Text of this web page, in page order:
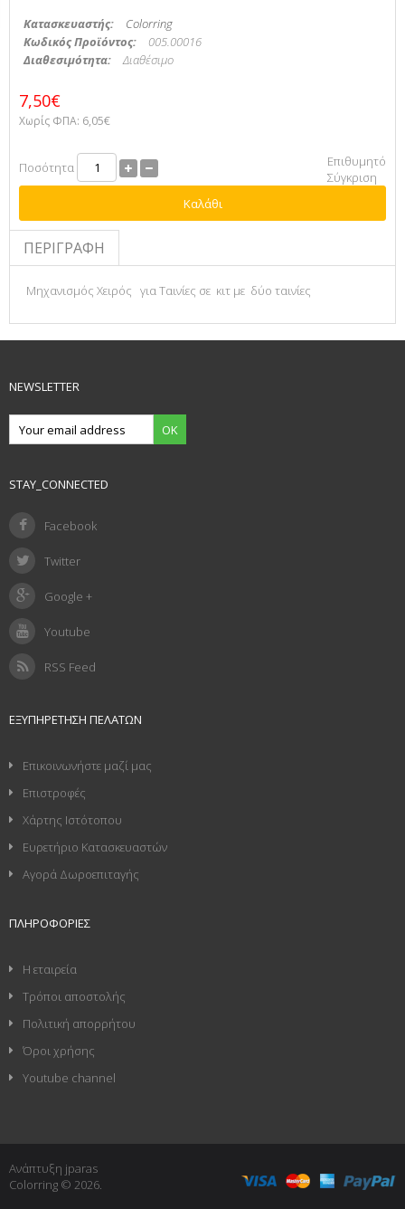
Κατασκευαστής:
Colorring
Κωδικός Προϊόντος:
005.00016
Διαθεσιμότητα:
Διαθέσιμο
7,50€
Χωρίς ΦΠΑ: 6,05€
Ποσότητα
Επιθυμητό
Σύγκριση
Καλάθι
ΠΕΡΙΓΡΑΦΉ
Μηχανισμός Χειρός για Ταινίες σε κιτ με δύο ταινίες
NEWSLETTER
OK
STAY_CONNECTED
Facebook
Twitter
Google +
Youtube
RSS Feed
ΕΞΥΠΗΡΈΤΗΣΗ ΠΕΛΑΤΏΝ
Επικοινωνήστε μαζί μας
Επιστροφές
Χάρτης Ιστότοπου
Ευρετήριο Κατασκευαστών
Αγορά Δωροεπιταγής
ΠΛΗΡΟΦΟΡΊΕΣ
Η εταιρεία
Τρόποι αποστολής
Πολιτική απορρήτου
Όροι χρήσης
Youtube channel
Ανάπτυξη jparas
Colorring © 2026.